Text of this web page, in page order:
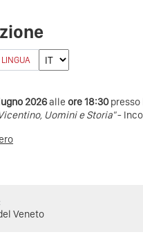
2026alle ore 18:30presso
Uomini e Storia"-
Veneto